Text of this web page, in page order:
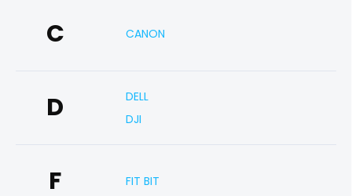
C CANON
D
DELL
DJI
F FIT BIT